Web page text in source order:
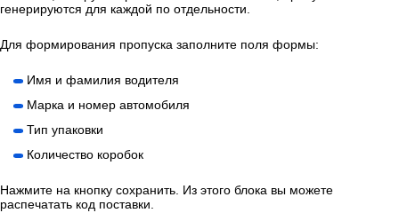
генерируются для каждой по отдельности.
Для формирования пропуска заполните поля формы:
Имя и фамилия водителя
Марка и номер автомобиля
Тип упаковки
Количество коробок
Нажмите на кнопку сохранить. Из этого блока вы можете
распечатать код поставки.